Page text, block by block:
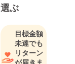
数理的に捉
える思考を
修得。美容
分野に携わ
る中で、感
選ぶ
目標金額
未達でも
リターン